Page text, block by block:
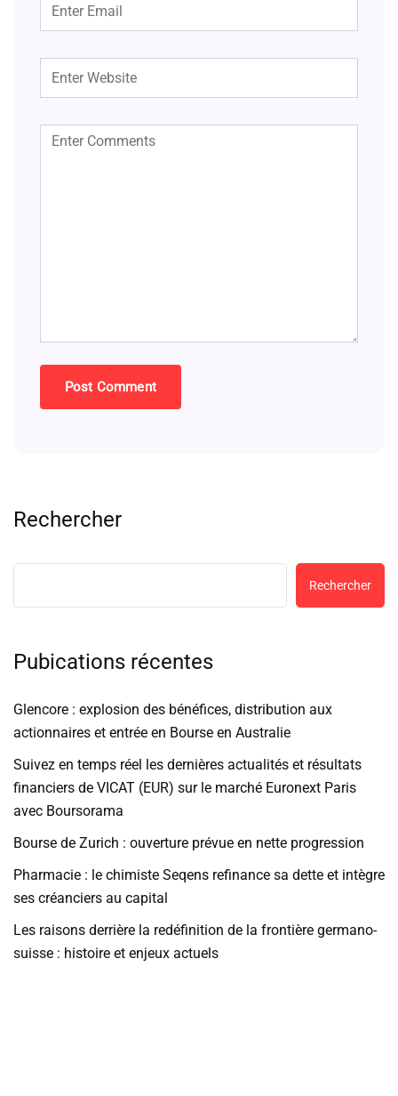
Rechercher
Rechercher
Pubications récentes
Glencore : explosion des bénéfices, distribution aux
actionnaires et entrée en Bourse en Australie
Suivez en temps réel les dernières actualités et résultats
financiers de VICAT (EUR) sur le marché Euronext Paris
avec Boursorama
Bourse de Zurich : ouverture prévue en nette progression
Pharmacie : le chimiste Seqens refinance sa dette et intègre
ses créanciers au capital
Les raisons derrière la redéfinition de la frontière germano-
suisse : histoire et enjeux actuels